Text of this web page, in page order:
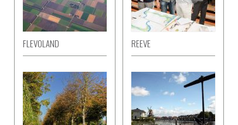
FLEVOLAND REEVE